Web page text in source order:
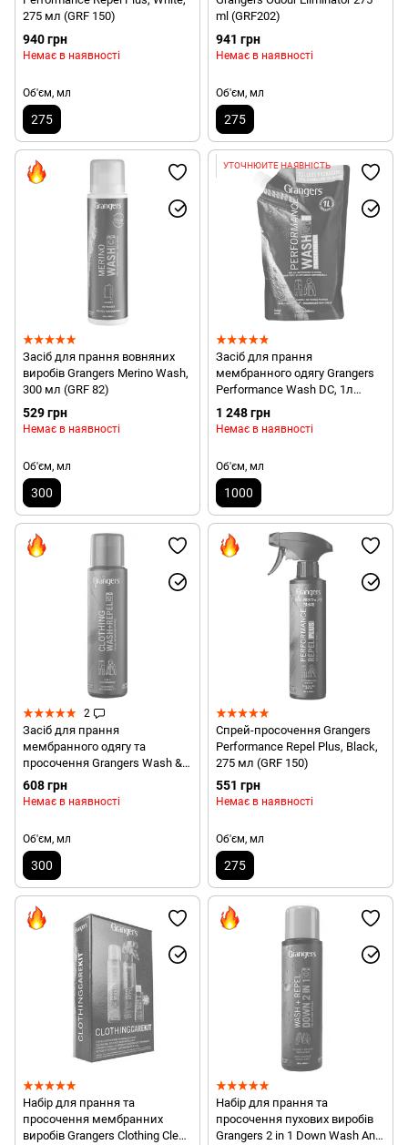
275 мл (GRF 150)
940 грн
Немає в наявності
Об'єм, мл
275
ml (GRF202)
941 грн
Немає в наявності
Об'єм, мл
275
Засіб для прання вовняних
виробів Grangers Merino Wash,
300 мл (GRF 82)
529 грн
Немає в наявності
Об'єм, мл
300
УТОЧНЮЙТЕ НАЯВНІСТЬ
Засіб для прання
мембранного одягу Grangers
Performance Wash DC, 1л
(GRF213)
1 248 грн
Немає в наявності
Об'єм, мл
1000
2
Засіб для прання
мембранного одягу та
просочення Grangers Wash &
Repel, 300 мл (GRF 73)
608 грн
Немає в наявності
Об'єм, мл
300
Спрей-просочення Grangers
Performance Repel Plus, Black,
275 мл (GRF 150)
551 грн
Немає в наявності
Об'єм, мл
275
Набір для прання та
просочення мембранних
виробів Grangers Clothing Clean
Набір для прання та
просочення пухових виробів
Grangers 2 in 1 Down Wash And